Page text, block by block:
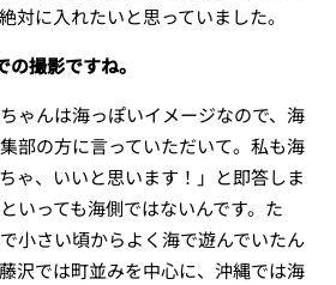
対に入れたいと思っていました。
撮影ですね。
んは海っぽいイメージなので、海
部の方に言っていただいて。私も海
ゃ、いいと思います！」と即答しま
いっても海側ではないんです。た
小さい頃からよく海で遊んでいたん
沢では町並みを中心に、沖縄では海